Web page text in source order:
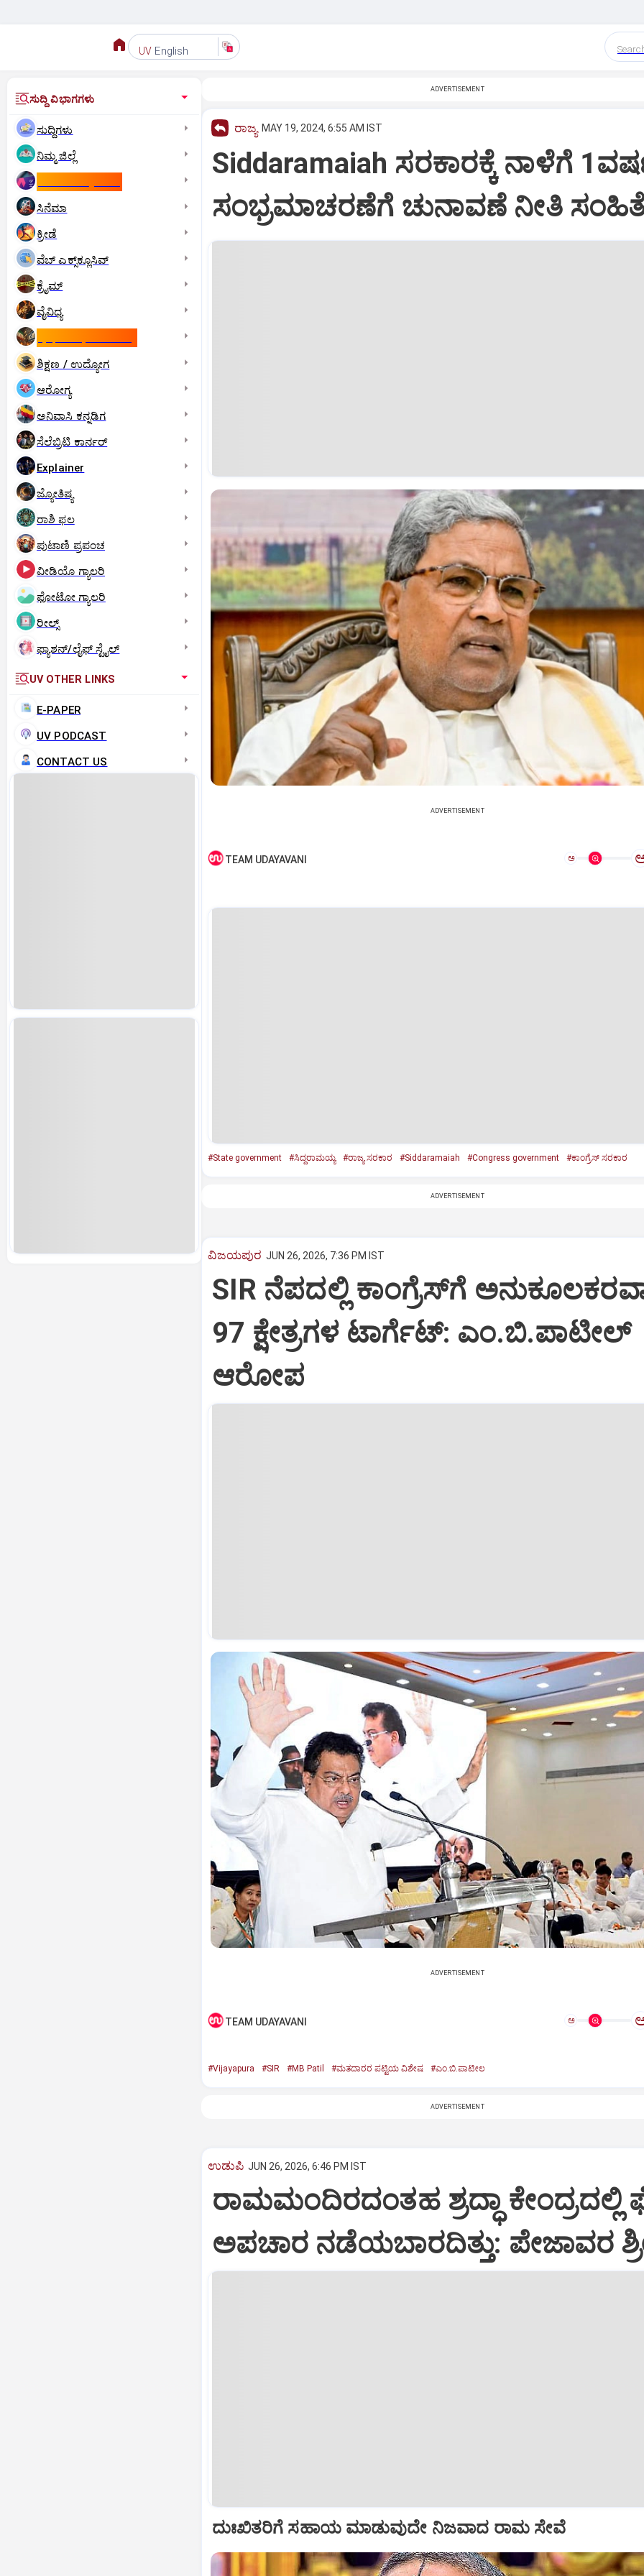
UV English
ಸುದ್ದಿ ವಿಭಾಗಗಳು
ಸುದ್ದಿಗಳು
ನಿಮ್ಮ ಜಿಲ್ಲೆ
ಸಿನೆಮಾ
ಕ್ರೀಡೆ
ವೆಬ್ ಎಕ್ಸ್‌ಕ್ಲೂಸಿವ್
ಕ್ರೈಮ್
ವೈವಿಧ್ಯ
ಶಿಕ್ಷಣ / ಉದ್ಯೋಗ
ಆರೋಗ್ಯ
ಅನಿವಾಸಿ ಕನ್ನಡಿಗ
ಸೆಲೆಬ್ರಿಟಿ ಕಾರ್ನರ್‌
Explainer
ಜ್ಯೋತಿಷ್ಯ
ರಾಶಿ ಫಲ
ಪುಟಾಣಿ ಪ್ರಪಂಚ
ವೀಡಿಯೊ ಗ್ಯಾಲರಿ
ಫೋಟೋ ಗ್ಯಾಲರಿ
ರೀಲ್ಸ್
ಫ್ಯಾಶನ್/ಲೈಫ್‌ ಸ್ಟೈಲ್
UV OTHER LINKS
E-PAPER
UV PODCAST
CONTACT US
ADVERTISEMENT
ರಾಜ್ಯ MAY 19, 2024, 6:55 AM IST
Siddaramaiah ಸರಕಾರಕ್ಕೆ ನಾಳೆಗೆ
ಸಂಭ್ರಮಾಚರಣೆಗೆ ಚುನಾವಣೆ ನೀತಿ
ADVERTISEMENT
TEAM UDAYAVANI ಅ
#State government #ಸಿದ್ದರಾಮಯ್ಯ #ರಾಜ್ಯ ಸರಕಾರ #Siddaramaiah #Congress government #ಕಾಂಗ್ರೆಸ್‌ ಸರಕಾರ
ADVERTISEMENT
ವಿಜಯಪುರ JUN 26, 2026, 7:36 PM IST
SIR ನೆಪದಲ್ಲಿ ಕಾಂಗ್ರೆಸ್‌ಗೆ
97 ಕ್ಷೇತ್ರಗಳ ಟಾರ್ಗೆಟ್: ಎಂ.ಬಿ.ಪಾಟೀಲ್
ಆರೋಪ
ADVERTISEMENT
TEAM UDAYAVANI ಅ
#Vijayapura #SIR #MB Patil #ಮತದಾರರ ಪಟ್ಟಿಯ ವಿಶೇಷ #ಎಂ.ಬಿ.ಪಾಟೀಲ
ADVERTISEMENT
ಉಡುಪಿ JUN 26, 2026, 6:46 PM IST
ರಾಮಮಂದಿರದಂತಹ ಶ್ರದ್ಧಾ
ಅಪಚಾರ ನಡೆಯಬಾರದಿತ್ತು: ಪೇಜಾವರ
ದುಃಖಿತರಿಗೆ ಸಹಾಯ ಮಾಡುವುದೇ ನಿಜವಾದ ರಾಮ ಸೇವೆ